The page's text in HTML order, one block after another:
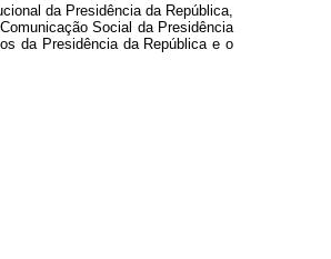
da Presidência da República,
Social da Presidência
da Presidência da República e o